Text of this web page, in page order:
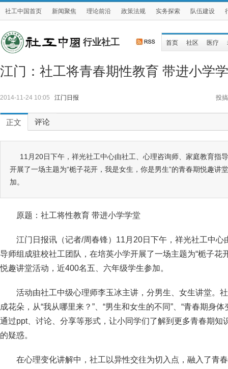
社工中国首页 新闻聚焦 理论前沿 政策法规 实务探索 队伍建设
行业社工 首页 社区 医疗
江门：社工将青春期性教育 带进小学
2014-11-24 10:05 江门日报 投搞
正文 评论
11月20日下午，祥光社工中心由社工、心理咨询师、家庭教育指
开展了一场主题为“栀子花开，我是女生，你是男生”的青春期悦趣讲
加。
原题：社工将性教育 带进小学学堂
江门日报讯（记者/周春锋）11月20日下午，祥光社工中
导师组成驻校社工团队，在培英小学开展了一场主题为“栀子花
悦趣讲堂活动，近400名五、六年级学生参加。
活动由社工中级心理师李玉冰主讲，分男生、女生讲堂。
成花朵，从“我从哪里来？”、“男生和女生的不同”、“青春期身
通过ppt、讨论、分享等形式，让小同学们了解到更多青春期知
的疑惑。
在心理变化讲解中，社工以异性交往为切入点，融入了青